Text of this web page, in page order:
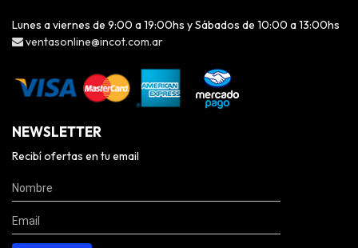
Lunes a viernes de 9:00 a 19:00hs y Sábados de 10:00 a 13:00hs
ventasonline@incot.com.ar
NEWSLETTER
Recibí ofertas en tu email